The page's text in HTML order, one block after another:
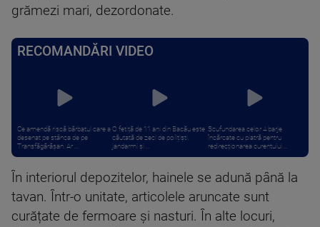
grămezi mari, dezordonate.
RECOMANDĂRI VIDEO
Ce amendă riscă bărbatul care a
desenat pe stânca de pe
Transfăgărășan. Ar ...
O fetiță de 11 ani din Bacău este
căutată de zeci de polițiști,
jandarmi și ...
Scufundarea celor 4 barje
încărcate cu piatră pentru
redirecționarea curentului ...
În interiorul depozitelor, hainele se adună până la
tavan. Într-o unitate, articolele aruncate sunt
curățate de fermoare și nasturi. În alte locuri,